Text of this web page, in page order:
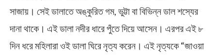
সাজায়। সেই ডালাতে অঙ্কুরিত গম, ভুট্টা বা বিভিন্ন ডাল শস্যের
দানা থাকে। এই ডালা নদীর ধারে পুঁতে দিয়ে আসেন। এরপর এই ৮
দিন ধরে মহিলারা ওই ডালা ঘিরে নৃত্য করেন। এই নৃত্যকে “জাওয়া